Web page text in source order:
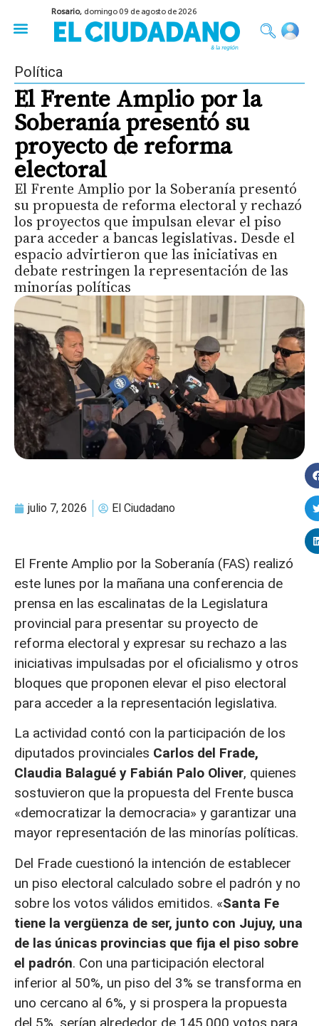
Rosario, domingo 09 de agosto de 2026
Política
El Frente Amplio por la
Soberanía presentó su
proyecto de reforma
electoral
El Frente Amplio por la Soberanía presentó
su propuesta de reforma electoral y rechazó
los proyectos que impulsan elevar el piso
para acceder a bancas legislativas. Desde el
espacio advirtieron que las iniciativas en
debate restringen la representación de las
minorías políticas
julio 7, 2026 El Ciudadano
El Frente Amplio por la Soberanía (FAS) realizó
este lunes por la mañana una conferencia de
prensa en las escalinatas de la Legislatura
provincial para presentar su proyecto de
reforma electoral y expresar su rechazo a las
iniciativas impulsadas por el oficialismo y otros
bloques que proponen elevar el piso electoral
para acceder a la representación legislativa.
La actividad contó con la participación de los
diputados provinciales Carlos del Frade,
Claudia Balagué y Fabián Palo Oliver, quienes
sostuvieron que la propuesta del Frente busca
«democratizar la democracia» y garantizar una
mayor representación de las minorías políticas.
Del Frade cuestionó la intención de establecer
un piso electoral calculado sobre el padrón y no
sobre los votos válidos emitidos. «Santa Fe
tiene la vergüenza de ser, junto con Jujuy, una
de las únicas provincias que fija el piso sobre
el padrón. Con una participación electoral
inferior al 50%, un piso del 3% se transforma en
uno cercano al 6%, y si prospera la propuesta
del 5%, serían alrededor de 145.000 votos para